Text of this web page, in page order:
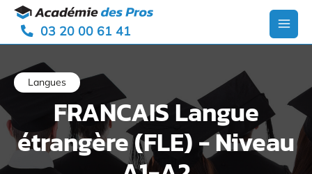
Aller
contenu
03 20 00 61 41
Main
Langues
FRANCAIS Langue
étrangère (FLE) - Niveau
Panneau de gestion des cookies